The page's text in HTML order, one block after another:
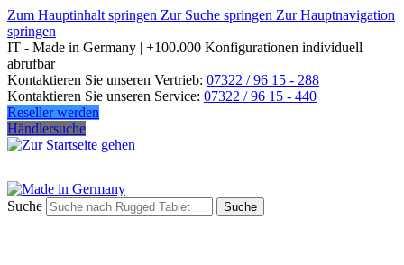
Zum Hauptinhalt springen Zur Suche springen Zur Hauptnavigation
springen
IT - Made in Germany | +100.000 Konfigurationen individuell
abrufbar
Kontaktieren Sie unseren Vertrieb: 07322 / 96 15 - 288
Kontaktieren Sie unseren Service: 07322 / 96 15 - 440
Reseller werden
Händlersuche
Suche Suche